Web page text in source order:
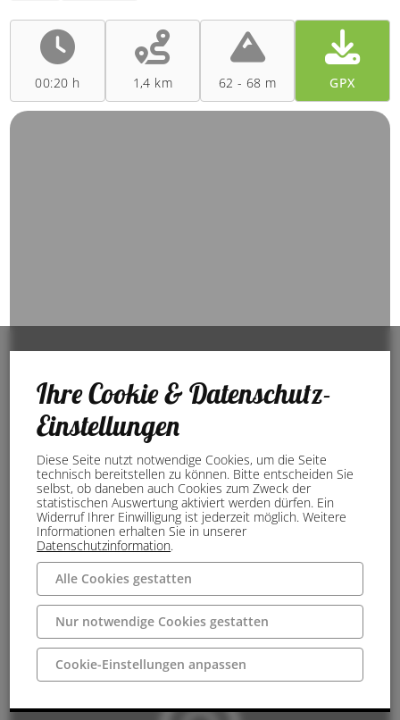
00:20 h 1,4 km 62 - 68 m GPX
Ihre Cookie & Datenschutz-
Einstellungen
Diese Seite nutzt notwendige Cookies, um die Seite
technisch bereitstellen zu können. Bitte entscheiden Sie
selbst, ob daneben auch Cookies zum Zweck der
statistischen Auswertung aktiviert werden dürfen. Ein
Widerruf Ihrer Einwilligung ist jederzeit möglich. Weitere
Informationen erhalten Sie in unserer
Datenschutzinformation.
Alle Cookies gestatten
Nur notwendige Cookies gestatten
Cookie-Einstellungen anpassen